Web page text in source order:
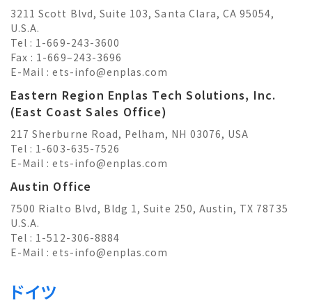
3211 Scott Blvd, Suite 103, Santa Clara, CA 95054,
U.S.A.
Tel : 1-669-243-3600
Fax : 1-669–243-3696
E-Mail :ets-info@enplas.com
Eastern Region Enplas Tech Solutions, Inc.
(East Coast Sales Office)
217 Sherburne Road, Pelham, NH 03076, USA
Tel : 1-603-635-7526
E-Mail :ets-info@enplas.com
Austin Office
7500 Rialto Blvd, Bldg 1, Suite 250, Austin, TX 78735
U.S.A.
Tel : 1-512-306-8884
E-Mail :ets-info@enplas.com
ドイツ